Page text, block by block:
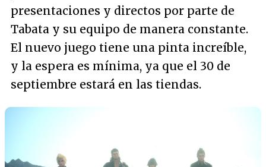
presentaciones y directos por parte de
Tabata y su equipo de manera constante.
El nuevo juego tiene una pinta increíble,
y la espera es mínima, ya que el 30 de
septiembre estará en las tiendas.